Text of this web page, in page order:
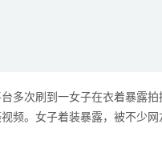
多次刷到一女子在衣着暴露
频。女子着装暴露，被不少